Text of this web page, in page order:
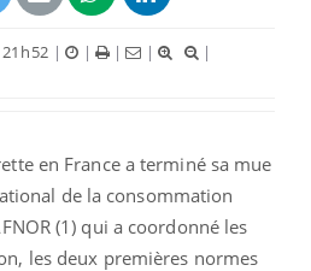
| | | |
|
en France a terminé sa mue
de la consommation
(1) qui a coordonné les
les deux premières normes